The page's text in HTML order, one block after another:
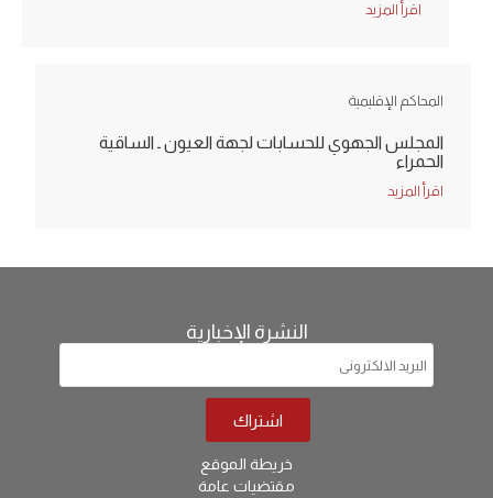
اقرأ المزيد
المحاكم الإقليمية
المجلس الجهوي للحسابات لجهة العيون ـ الساقية
الحمراء
اقرأ المزيد
النشرة الإخبارية
خريطة الموقع
مقتضيات عامة